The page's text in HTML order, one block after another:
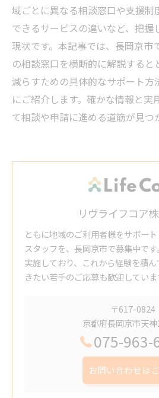
域ごとに異なる相談窓口や支援制
できるサービスの違いなど、把握
現状です。本記事では、長岡京市
の相談窓口を横断的に解説すると
減らすための具体的なサポート方
にご紹介します。確かな情報と実
て相談や申請に進める道筋が見つ
リヴライフコア
ともに地域のご利用者様をサポー
スタッフを、長岡京市で募集中で
実施しており、これから経験を積
きたい若手のご応募も歓迎していま
〒617-0824
京都府長岡京市天
075-963-
お問い合わせは